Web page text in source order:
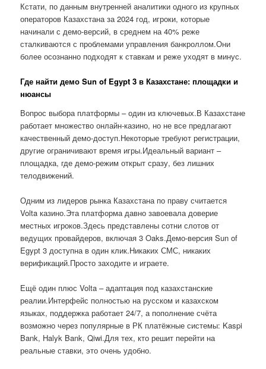
Кстати, по данным внутренней аналитики одного из крупных
операторов Казахстана за 2024 год, игроки, которые
начинали с демо-версий, в среднем на 40% реже
сталкиваются с проблемами управления банкроллом.Они
более осознанно подходят к ставкам и реже уходят в минус.
Где найти демо Sun of Egypt 3 в Казахстане: площадки и
нюансы
Вопрос выбора платформы – один из ключевых.В Казахстане
работает множество онлайн-казино, но не все предлагают
качественный демо-доступ.Некоторые требуют регистрации,
другие ограничивают время игры.Идеальный вариант –
площадка, где демо-режим открыт сразу, без лишних
телодвижений.
Одним из лидеров рынка Казахстана по праву считается
Volta казино.Эта платформа давно завоевала доверие
местных игроков.Здесь представлены сотни слотов от
ведущих провайдеров, включая 3 Oaks.Демо-версия Sun of
Egypt 3 доступна в один клик.Никаких СМС, никаких
верификаций.Просто заходите и играете.
Ещё один плюс Volta – адаптация под казахстанские
реалии.Интерфейс полностью на русском и казахском
языках, поддержка работает 24/7, а пополнение счёта
возможно через популярные в РК платёжные системы: Kaspi
Bank, Halyk Bank, Qiwi.Для тех, кто решит перейти на
реальные ставки, это очень удобно.